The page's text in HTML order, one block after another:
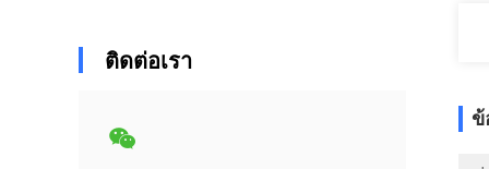
ติดต่อเรา
ข้